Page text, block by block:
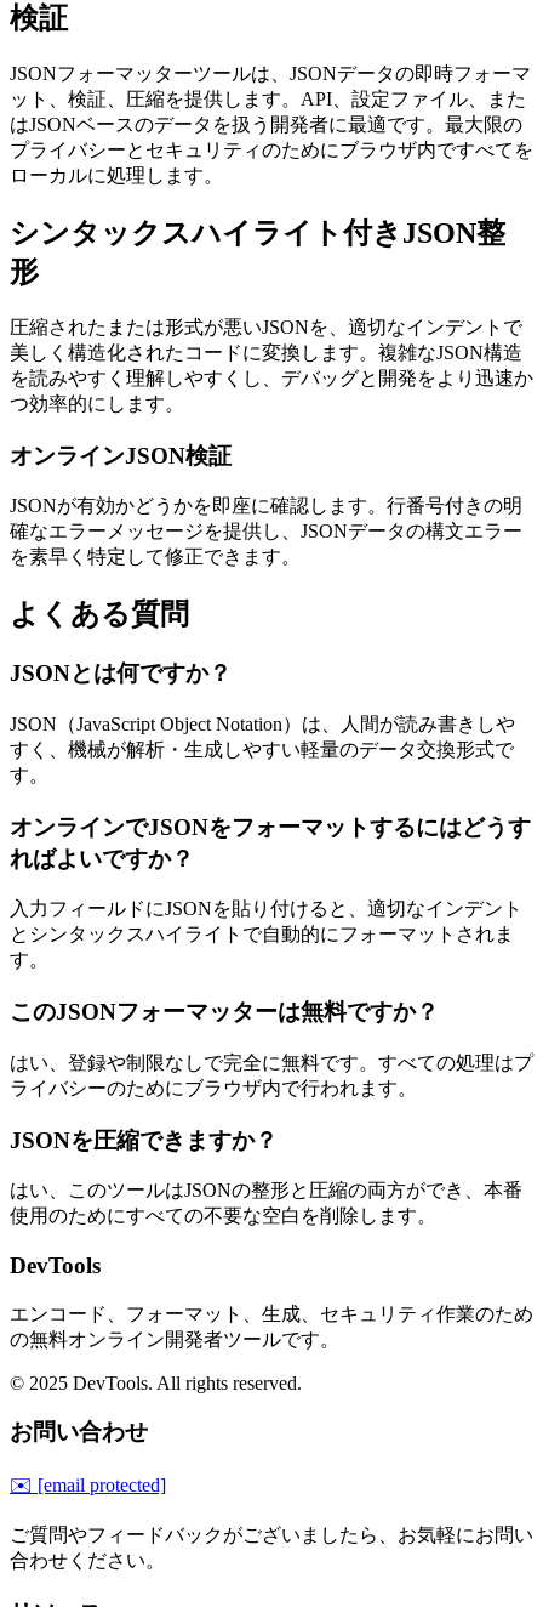
検証
JSONフォーマッターツールは、JSONデータの即時フォーマ
ット、検証、圧縮を提供します。API、設定ファイル、また
はJSONベースのデータを扱う開発者に最適です。最大限の
プライバシーとセキュリティのためにブラウザ内ですべてを
ローカルに処理します。
シンタックスハイライト付きJSON整
形
圧縮されたまたは形式が悪いJSONを、適切なインデントで
美しく構造化されたコードに変換します。複雑なJSON構造
を読みやすく理解しやすくし、デバッグと開発をより迅速か
つ効率的にします。
オンラインJSON検証
JSONが有効かどうかを即座に確認します。行番号付きの明
確なエラーメッセージを提供し、JSONデータの構文エラー
を素早く特定して修正できます。
よくある質問
JSONとは何ですか？
JSON（JavaScript Object Notation）は、人間が読み書きしや
すく、機械が解析・生成しやすい軽量のデータ交換形式で
す。
オンラインでJSONをフォーマットするにはどうす
ればよいですか？
入力フィールドにJSONを貼り付けると、適切なインデント
とシンタックスハイライトで自動的にフォーマットされま
す。
このJSONフォーマッターは無料ですか？
はい、登録や制限なしで完全に無料です。すべての処理はプ
ライバシーのためにブラウザ内で行われます。
JSONを圧縮できますか？
はい、このツールはJSONの整形と圧縮の両方ができ、本番
使用のためにすべての不要な空白を削除します。
DevTools
エンコード、フォーマット、生成、セキュリティ作業のため
の無料オンライン開発者ツールです。
© 2025 DevTools. All rights reserved.
お問い合わせ
✉️ [email protected]
ご質問やフィードバックがございましたら、お気軽にお問い
合わせください。